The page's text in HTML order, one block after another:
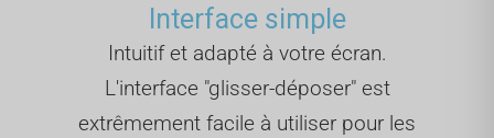
Interface simple
Intuitif et adapté à votre écran.
L'interface "glisser-déposer" est
extrêmement facile à utiliser pour les